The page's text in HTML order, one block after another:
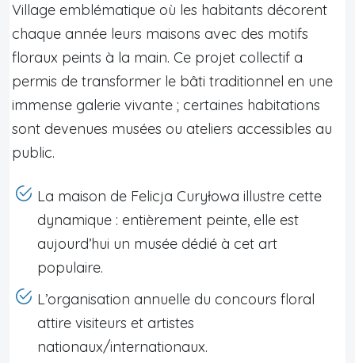
Village emblématique où les habitants décorent
chaque année leurs maisons avec des motifs
floraux peints à la main. Ce projet collectif a
permis de transformer le bâti traditionnel en une
immense galerie vivante ; certaines habitations
sont devenues musées ou ateliers accessibles au
public.
La maison de Felicja Curyłowa illustre cette
dynamique : entièrement peinte, elle est
aujourd’hui un musée dédié à cet art
populaire.
L’organisation annuelle du concours floral
attire visiteurs et artistes
nationaux/internationaux.